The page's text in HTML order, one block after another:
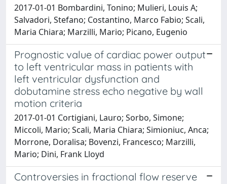
2017-01-01 Bombardini, Tonino; Mulieri, Louis A;
Salvadori, Stefano; Costantino, Marco Fabio; Scali,
Maria Chiara; Marzilli, Mario; Picano, Eugenio
Prognostic value of cardiac power output
to left ventricular mass in patients with
left ventricular dysfunction and
dobutamine stress echo negative by wall
motion criteria
2017-01-01 Cortigiani, Lauro; Sorbo, Simone;
Miccoli, Mario; Scali, Maria Chiara; Simioniuc, Anca;
Morrone, Doralisa; Bovenzi, Francesco; Marzilli,
Mario; Dini, Frank Lloyd
Controversies in fractional flow reserve